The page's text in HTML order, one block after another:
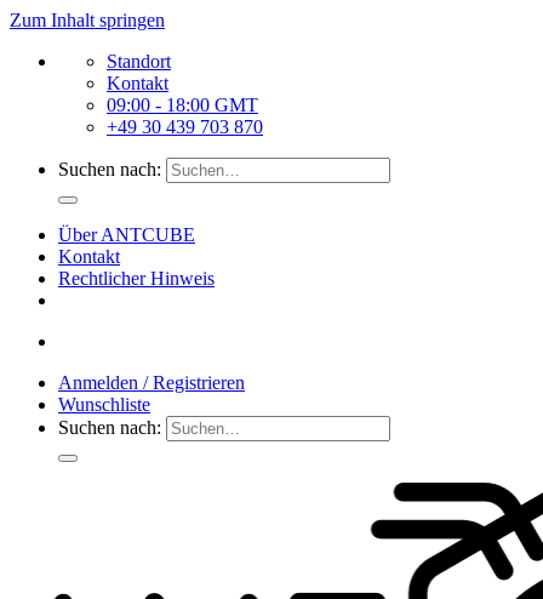
Zum Inhalt springen
Standort
Kontakt
09:00 - 18:00 GMT
+49 30 439 703 870
Suchen nach:
Über ANTCUBE
Kontakt
Rechtlicher Hinweis
Anmelden / Registrieren
Wunschliste
Suchen nach: